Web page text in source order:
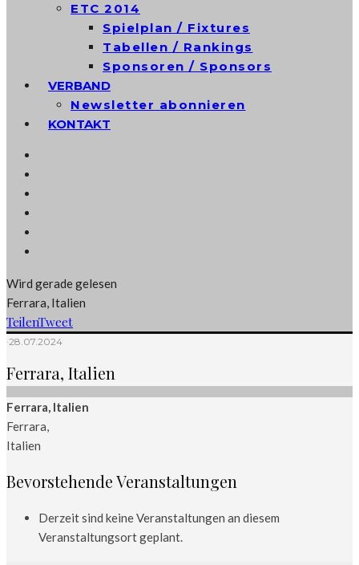
ETC 2014
Spielplan / Fixtures
Tabellen / Rankings
Sponsoren / Sponsors
VERBAND
Newsletter abonnieren
KONTAKT
Wird gerade gelesen
Ferrara, Italien
TeilenTweet
·28.07.2024
Ferrara, Italien
Ferrara, Italien
Ferrara,
Italien
Bevorstehende Veranstaltungen
Derzeit sind keine Veranstaltungen an diesem
Veranstaltungsort geplant.